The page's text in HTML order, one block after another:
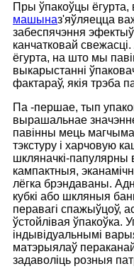
Пры ўпакоўцы
машыназ'яўляецца
забеспячэння
канчатковай
ёгурта, на што мы
выкарыстанні
фактараў, якія трэба
Па -першае, тып
вырашальнае
павінны мець
тэкстуру і харчовую
шкляначкі-папулярны
кампактныя,
лёгка брэндаваны.
кубкі або шкляныя
перавагі спажыўцоў,
ўстойлівая
індывідуальнымі
матэрыялаў
задаволіць розныя